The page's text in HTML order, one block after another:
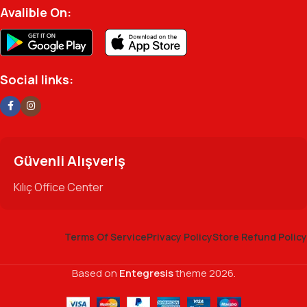
Avalible On:
Social links:
Güvenli Alışveriş
Kılıç Office Center
Terms Of ServicePrivacy PolicyStore Refund Policy
Based on Entegresistheme2026.